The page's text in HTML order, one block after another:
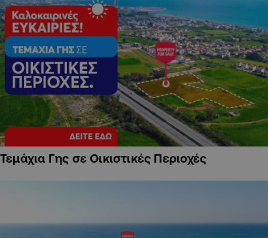
Τεμάχια Γης σε Οικιστικές Περιοχές